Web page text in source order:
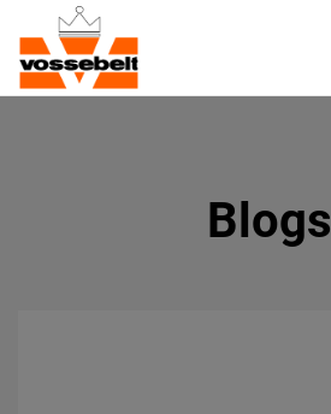
Blogs